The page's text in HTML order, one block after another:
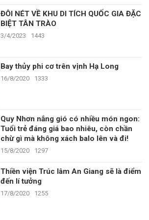
ĐÔI NÉT VỀ KHU DI TÍCH QUỐC GIA ĐẶC
BIỆT TÂN TRÀO
3/4/2023 1443
Bay thủy phi cơ trên vịnh Hạ Long
16/8/2020 1333
Quy Nhơn nắng gió có nhiều món ngon:
Tuổi trẻ đáng giá bao nhiêu, còn chần
chừ gì mà không xách balo lên và đi!
15/8/2020 1297
Thiền viện Trúc lâm An Giang sẽ là điểm
đến lí tưởng
17/8/2020 1255